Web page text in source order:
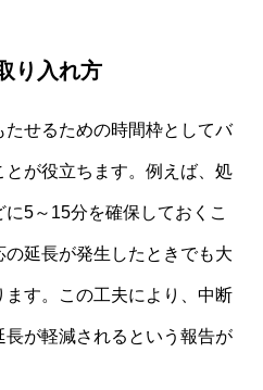
り入れ方
せるための時間枠としてバ
が役立ちます。例えば、処
5～15分を確保しておくこ
延長が発生したときでも大
す。この工夫により、中断
が軽減されるという報告が